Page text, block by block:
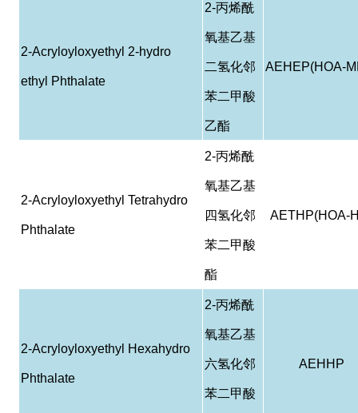
2-Acryloyloxyethyl 2-hydro
ethyl Phthalate
2-丙烯酰
氧基乙基
二氢化邻
苯二甲酸
乙酯
AEHEP(HOA-
2-Acryloyloxyethyl Tetrahydro
Phthalate
2-丙烯酰
氧基乙基
四氢化邻
苯二甲酸
酯
AETHP(HOA-
2-Acryloyloxyethyl Hexahydro
Phthalate
2-丙烯酰
氧基乙基
六氢化邻
苯二甲酸
AEHHP